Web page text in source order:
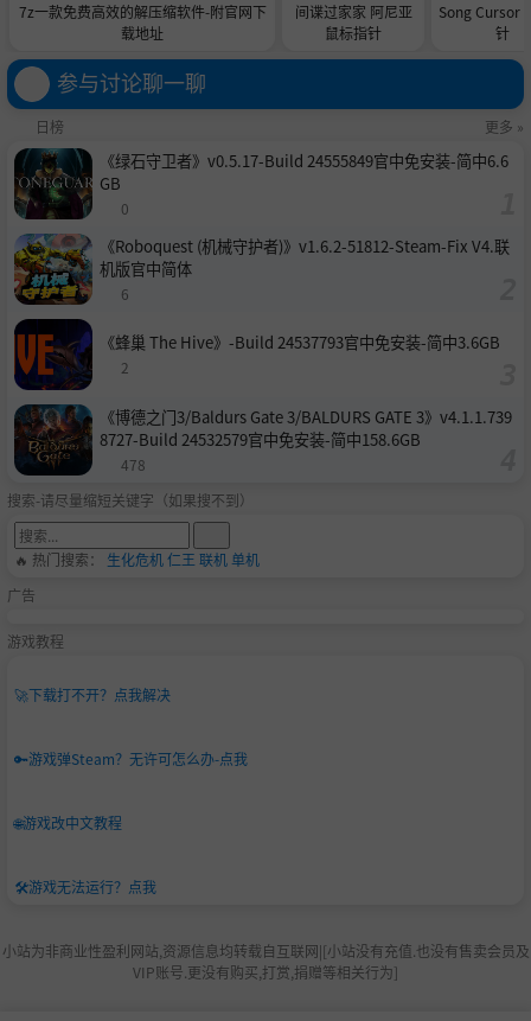
7z一款免费高效的解压缩软件-附官网下
载地址
间谍过家家 阿尼亚
鼠标指针
Song Cursor
针
参与讨论聊一聊
日榜 更多 »
《绿石守卫者》v0.5.17-Build 24555849官中免安装-简中6.6
GB
0
《Roboquest (机械守护者)》v1.6.2-51812-Steam-Fix V4.联
机版官中简体
6
《蜂巢 The Hive》-Build 24537793官中免安装-简中3.6GB
2
《博德之门3/Baldurs Gate 3/BALDURS GATE 3》v4.1.1.739
8727-Build 24532579官中免安装-简中158.6GB
478
搜索-请尽量缩短关键字（如果搜不到）
🔥 热门搜索： 生化危机仁王 联机单机
广告
游戏教程
🚀下载打不开？点我解决
🔑游戏弹Steam？无许可怎么办-点我
🌐游戏改中文教程
🛠️游戏无法运行？点我
小站为非商业性盈利网站,资源信息均转载自互联网|[小站没有充值.也没有售卖会员及
VIP账号.更没有购买,打赏,捐赠等相关行为]